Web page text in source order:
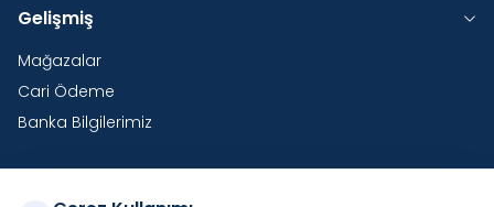
Gelişmiş
Mağazalar
Cari Ödeme
Banka Bilgilerimiz